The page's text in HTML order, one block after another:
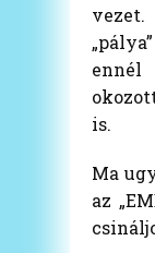
vezet.
ennél
is.
Ma
az